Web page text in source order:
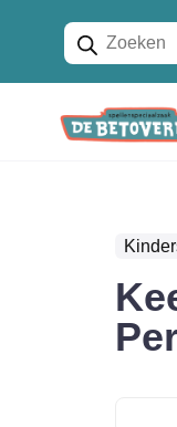
Producten
zoeken
Home